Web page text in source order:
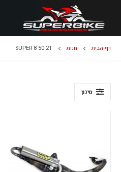
דף הבית חנות SUPER 8 50 2T
סינון